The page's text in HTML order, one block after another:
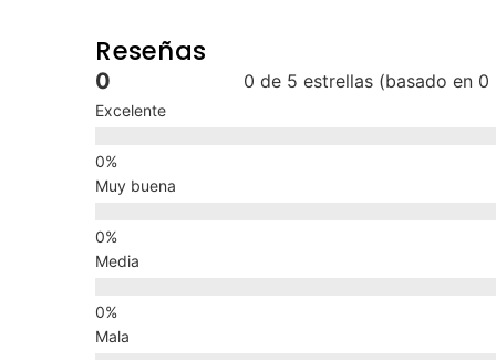
Reseñas
0 0 de 5 estrellas (basado en 0
Excelente
Muy buena
Media
Mala